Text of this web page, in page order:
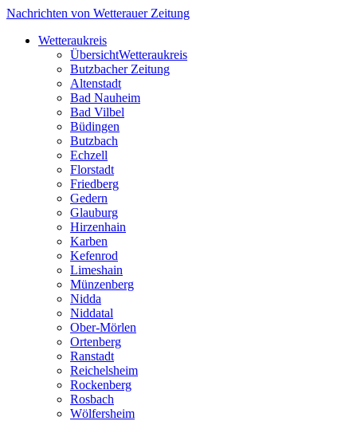
Nachrichten von Wetterauer Zeitung
Wetteraukreis
ÜbersichtWetteraukreis
Butzbacher Zeitung
Altenstadt
Bad Nauheim
Bad Vilbel
Büdingen
Butzbach
Echzell
Florstadt
Friedberg
Gedern
Glauburg
Hirzenhain
Karben
Kefenrod
Limeshain
Münzenberg
Nidda
Niddatal
Ober-Mörlen
Ortenberg
Ranstadt
Reichelsheim
Rockenberg
Rosbach
Wölfersheim